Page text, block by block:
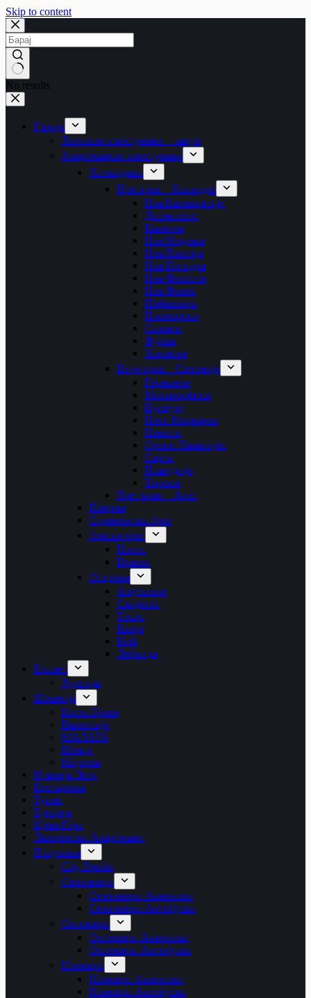
Skip to content
No results
Грција
Хотелско сместување – закуп
Апартманско сместување
Халкидики
Прв крак – Касандра
Неа Каликратија
Дионисиос
Калитеа
Неа Модања
Неа Плагија
Неа Потидеа
Неа Флогита
Неа Фокеа
Пефкохори
Полихроно
Сивири
Фурка
Ханиоти
Втор крак – Ситонија
Геракини
Метаморфоси
Вурвуру
Неос Мармарас
Никити
Ормос Панагијас
Сарти
Псакудија
Торони
Трет крак – Атос
Пиериа
Стримонски брег
Јонски брег
Парга
Врахос
Острови
Амулиани
Скијатос
Тасос
Евија
Крф
Лефкада
Египет
Хургада
Шпанија
Коста Брава
Валенсија
МАЛАГА
Ибица
Мајорка
Италија Лето
Крстарења
Тунис
Турција
Црна Гора
Лазаревски Апартмани
Патувања
City Breaks
Септември
Септември Авионски
Септември Автобуски
Октомври
Октомври Авионски
Октомври Автобуски
Ноември
Ноември Авионски
Ноември Автобуски